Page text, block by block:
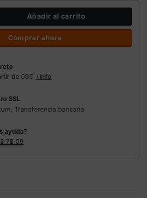
- bandeja manicurado cantidad
Añadir al carrito
Comprar ahora
de 69€ +info
SSL
Transferencia bancaria
ayuda?
78 09